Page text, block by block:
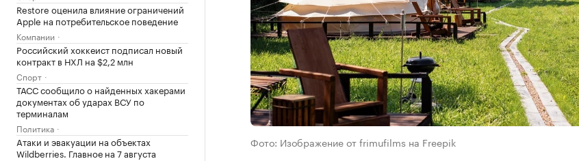
Restore оценила влияние ограничений
Apple на потребительское поведение
Компании
Российский хоккеист подписал новый
контракт в НХЛ на $2,2 млн
Спорт
ТАСС сообщило о найденных хакерами
документах об ударах ВСУ по
терминалам
Политика
Атаки и эвакуации на объектах
Wildberries. Главное на 7 августа
Фото: Изображение от frimufilms на Freepik